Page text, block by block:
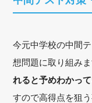
今元中学校の中間
想問題に取り組み
れると予めわかっ
すので高得点を狙